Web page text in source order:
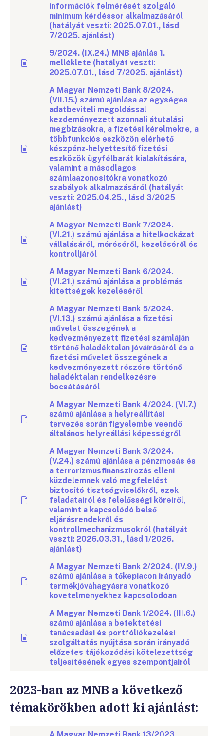
információk felmérését szolgáló
minimum kérdéssor alkalmazásáról
(hatályát veszti: 2025.07.01., lásd
7/2025. ajánlást)
9/2024. (IX.24.) MNB ajánlás 1.
melléklete (hatályát veszti:
2025.07.01., lásd 7/2025. ajánlást)
A Magyar Nemzeti Bank 8/2024.
(VII.15.) számú ajánlása az egységes
adatbeviteli megoldással
kezdeményezett azonnali átutalási
megbízásokra, a fizetési kérelmekre, a
többfunkciós eszközön elérhető
készpénz-helyettesítő fizetési
eszközök ügyfélbarát kialakítására,
valamint a másodlagos
számlaazonosítókra vonatkozó
szabályok alkalmazásáról (hatályát
veszti: 2025.04.25., lásd 3/2025
ajánlást)
A Magyar Nemzeti Bank 7/2024.
(VI.21.) számú ajánlása a hitelkockázat
vállalásáról, méréséről, kezeléséről és
kontrolljáról
A Magyar Nemzeti Bank 6/2024.
(VI.21.) számú ajánlása a problémás
kitettségek kezeléséről
A Magyar Nemzeti Bank 5/2024.
(VI.13.) számú ajánlása a fizetési
művelet összegének a
kedvezményezett fizetési számláján
történő haladéktalan jóváírásáról és a
fizetési művelet összegének a
kedvezményezett részére történő
haladéktalan rendelkezésre
bocsátásáról
A Magyar Nemzeti Bank 4/2024. (VI.7.)
számú ajánlása a helyreállítási
tervezés során figyelembe veendő
általános helyreállási képességről
A Magyar Nemzeti Bank 3/2024.
(V.24.) számú ajánlása a pénzmosás és
a terrorizmusfinanszírozás elleni
küzdelemnek való megfelelést
biztosító tisztségviselőkről, ezek
feladatairól és felelősségi köreiről,
valamint a kapcsolódó belső
eljárásrendekről és
kontrollmechanizmusokról (hatályát
veszti: 2026.03.31., lásd 1/2026.
ajánlást)
A Magyar Nemzeti Bank 2/2024. (IV.9.)
számú ajánlása a tőkepiacon irányadó
termékjóváhagyásra vonatkozó
követelményekhez kapcsolódóan
A Magyar Nemzeti Bank 1/2024. (III.6.)
számú ajánlása a befektetési
tanácsadási és portfóliókezelési
szolgáltatás nyújtása során irányadó
előzetes tájékozódási kötelezettség
teljesítésének egyes szempontjairól
2023-ban az MNB a következő
témakörökben adott ki ajánlást: